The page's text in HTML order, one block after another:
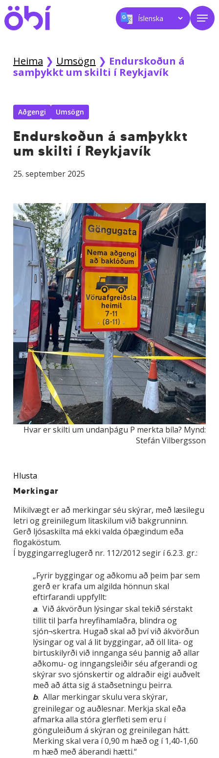
Skip
to
main
Heima ❯ Umsögn ❯ Endurskoðun á
samþykkt um skilti í Reykjavík
Aðgengi Umsögn
Endurskoðun á samþykkt
um skilti í Reykjavík
25. september 2025
Hvar er skilti um undanþágu P merkta bíla? Mynd:
Stefán Vilbergsson
Hlusta
Merkingar
Mikilvægt er að merkingar séu skýrar, með læsilegu
letri og greinilegum litaskilum við bakgrunninn.
Gerð ljósaskilta má ekki valda óþægindum eða
flogaköstum.
Í byggingarreglugerð nr. 112/2012 segir í 6.2.3. gr.:
„Fyrir byggingar og aðkomu að þeim þar sem
gerð er krafa um algilda hönnun skal
eftirfarandi uppfyllt:
a. Við ákvörðun lýsingar skal tekið sérstakt
tillit til þarfa hreyfihamlaðra, blindra og
sjón¬skertra. Hugað skal að því við ákvörðun
lýsingar og val á lit byggingar, að öll lita- og
birtuskilyrði við innganga séu þannig að allar
aðkomu- og inngangsleiðir séu afgerandi og
skýrar svo sjónskertir og aldraðir eigi auðvelt
með að átta sig á staðsetningu þeirra.
b. Allar merkingar skulu vera skýrar,
greinilegar og auðlesnar. Merkja skal eða
afmarka alla stóra glerfleti sem eru í
gönguleiðum á skýran og greinilegan hátt.
Merking skal vera í 0,90 m hæð og í 1,40-1,60
m hæð með áberandi hætti.“